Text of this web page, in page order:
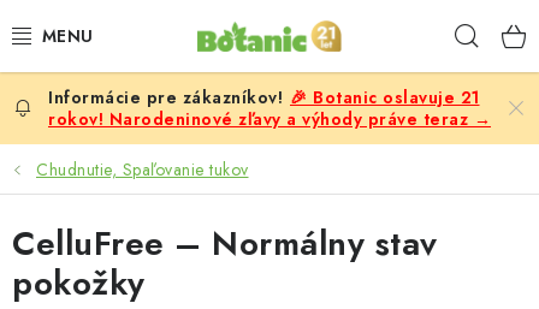
na
PREMIUM
DOPLNKY STRAVY
CIELE
POTRAVINY A NÁPOJE
🎉 Botanic oslavuje 21
rokov! Narodeninové zľavy a výhody práve teraz →
Chudnutie, Spaľovanie tukov
CelluFree – Normálny stav
pokožky